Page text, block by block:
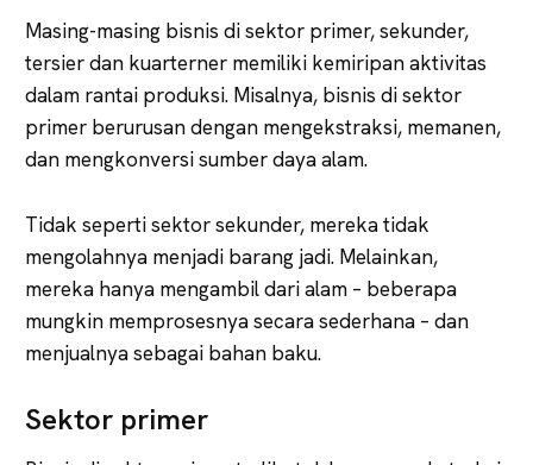
Masing-masing bisnis di sektor primer, sekunder,
tersier dan kuarterner memiliki kemiripan aktivitas
dalam rantai produksi. Misalnya, bisnis di sektor
primer berurusan dengan mengekstraksi, memanen,
dan mengkonversi sumber daya alam.
Tidak seperti sektor sekunder, mereka tidak
mengolahnya menjadi barang jadi. Melainkan,
mereka hanya mengambil dari alam – beberapa
mungkin memprosesnya secara sederhana – dan
menjualnya sebagai bahan baku.
Sektor primer